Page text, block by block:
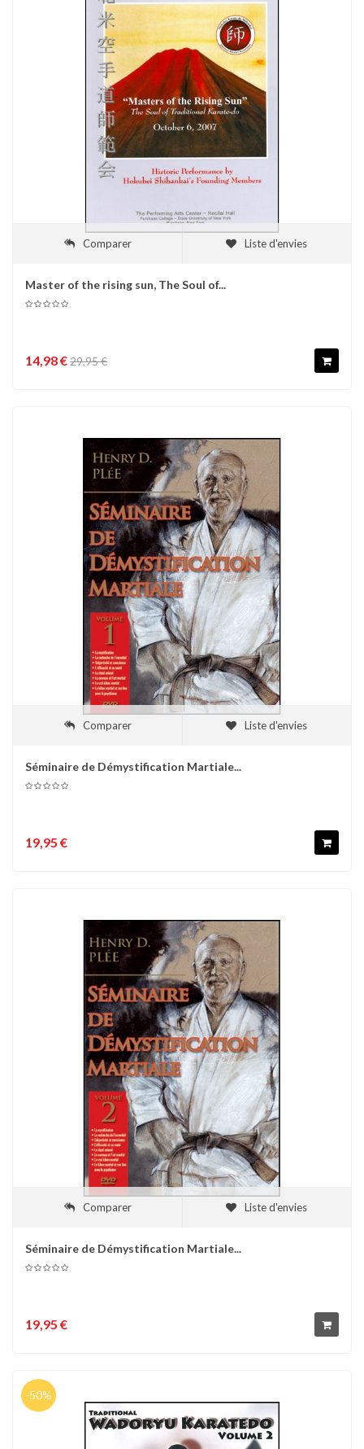
Comparer Liste d'envies
Master of the rising sun, The Soul of...
14,98 €29,95 €
Comparer Liste d'envies
Séminaire de Démystification Martiale...
19,95 €
Comparer Liste d'envies
Séminaire de Démystification Martiale...
19,95 €
-50%